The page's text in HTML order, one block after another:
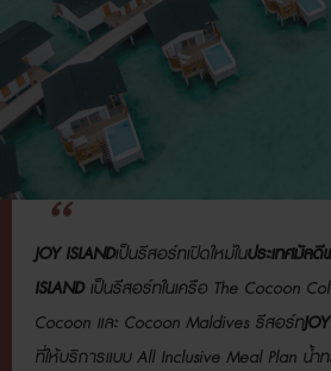
JOY ISLANDเป็นรีสอร์ทเปิดใหม่ในประเทศมัลดี
ISLAND เป็นรีสอร์ทในเครือ The Cocoon
Cocoon และ Cocoon Maldives รีสอร์ท
ที่ให้บริการแบบ All Inclusive Meal Plan น้ำ